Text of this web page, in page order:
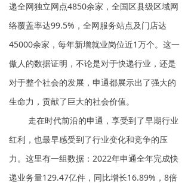
递全网独立网点4850余家，全国区县级区域网
络覆盖率达99.5%，全网服务站点及门店达
45000余家，每年新增就业岗位近1万个。这一
傲人的数据证明，不论是对于快递行业，还是
对于整个社会的发展，申通都展示出了强大的
生命力，贡献了巨大的社会价值。
走在时代前沿的申通，享受到了早期行业
红利，也最早感受到了行业变化和竞争的压
力。这里有一组数据：2022年申通全年完成快
递业务量129.47亿件，同比增长16.89%，8倍